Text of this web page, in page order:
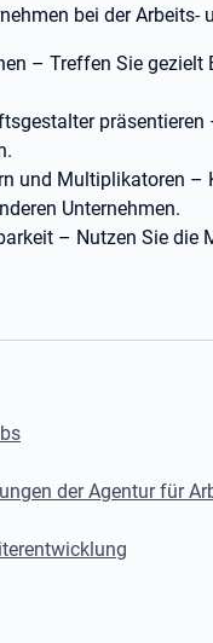
bei der Arbeits-
– Treffen Sie gezielt
präsentieren
und Multiplikatoren –
Unternehmen.
– Nutzen Sie die
der Agentur für